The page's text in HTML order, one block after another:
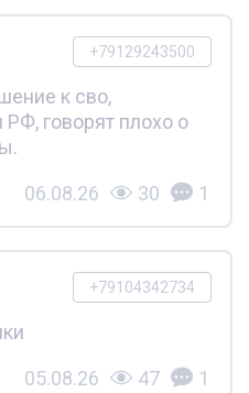
+79129243500
к сво,
говорят плохо о
06.08.26 30 1
+79104342734
05.08.26 47 1